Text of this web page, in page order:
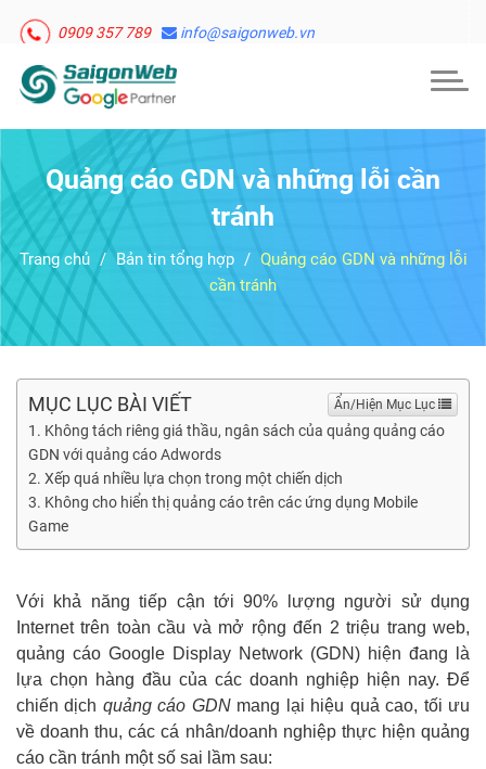
0909 357 789 info@saigonweb.vn
Quảng cáo GDN và những lỗi cần
tránh
Trang chủ Bản tin tổng hợp
Quảng cáo GDN và những lỗi
cần tránh
MỤC LỤC BÀI VIẾT Ẩn/Hiện Mục Lục
Không tách riêng giá thầu, ngân sách của quảng quảng cáo
GDN với quảng cáo Adwords
Xếp quá nhiều lựa chọn trong một chiến dịch
Không cho hiển thị quảng cáo trên các ứng dụng Mobile
Game
Với khả năng tiếp cận tới 90% lượng người sử dụng
Internet trên toàn cầu và mở rộng đến 2 triệu trang web,
quảng cáo Google Display Network (GDN) hiện đang là
lựa chọn hàng đầu của các doanh nghiệp hiện nay. Để
chiến dịch quảng cáo GDNmang lại hiệu quả cao, tối ưu
về doanh thu, các cá nhân/doanh nghiệp thực hiện quảng
cáo cần tránh một số sai lầm sau: